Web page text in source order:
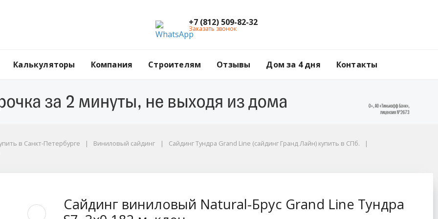
+7 (812) 509-82-32
Заказать звонок
Калькуляторы Компания Строителям Отзывы Дом за 4 дня Контакты
в Санкт-Петербурге Виниловый сайдинг
Сайдинг Тундра Grand Line (сайдинг Гранд Лайн) купить в СПб.
Сайдинг виниловый Natural-Брус Grand Line Тундра